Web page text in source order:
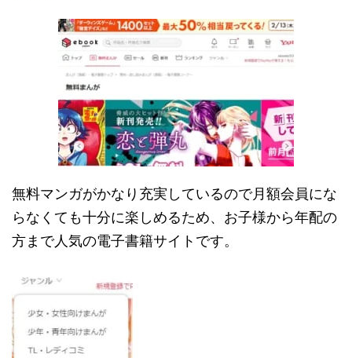
無料マンガがかなり充実しているので月額会員にな
らなくても十分に楽しめるため、お子様から年配の
方まで人気の電子書籍サイトです。